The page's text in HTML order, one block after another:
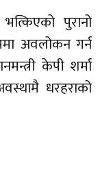
पुरानो
अवलोकन गर्न
केपी शर्मा
धरहराको